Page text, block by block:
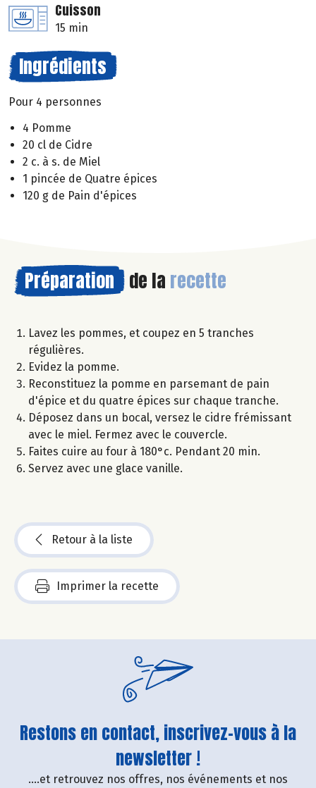
Cuisson
15 min
Ingrédients
Pour 4 personnes
4 Pomme
20 cl de Cidre
2 c. à s. de Miel
1 pincée de Quatre épices
120 g de Pain d'épices
Préparation de la recette
Lavez les pommes, et coupez en 5 tranches
régulières.
Evidez la pomme.
Reconstituez la pomme en parsemant de pain
d'épice et du quatre épices sur chaque tranche.
Déposez dans un bocal, versez le cidre frémissant
avec le miel. Fermez avec le couvercle.
Faites cuire au four à 180°c. Pendant 20 min.
Servez avec une glace vanille.
Retour à la liste
Imprimer la recette
Restons en contact, inscrivez-vous à la
newsletter !
....et retrouvez nos offres, nos événements et nos